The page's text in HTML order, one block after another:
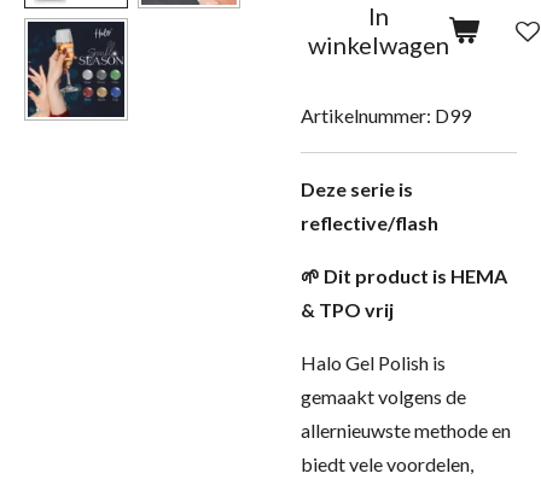
In
winkelwagen
Artikelnummer: D99
Deze serie is
reflective/flash
🌱 Dit product is HEMA
& TPO vrij
Halo Gel Polish is
gemaakt volgens de
allernieuwste methode en
biedt vele voordelen,